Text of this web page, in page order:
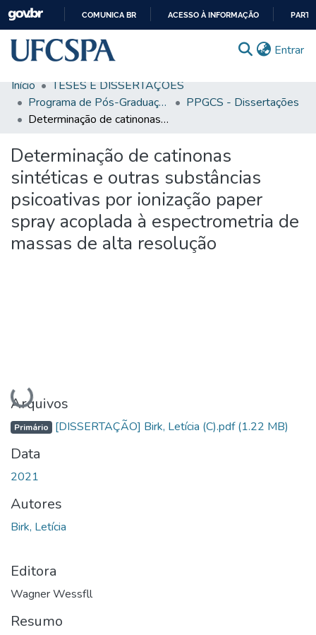
CONTEÚDO
COMUNICA BR ACESSO À INFORMAÇÃO
Entrar
Comunidades & Coleções
Busca Facetada
Estatísticas
Autoarquivamento
Sobre o RI-UFCSPA
FAQ
Início
TESES E DISSERTAÇÕES
Programa de Pós-Graduação em Ciências da Saúde
PPGCS - Dissertações
Determinação de catinonas sintéticas e outras substâncias psicoativas por ionização paper spray acoplada à espectrometria de massas de alta resolução
Determinação de catinonas
sintéticas e outras substâncias
psicoativas por ionização paper
spray acoplada à espectrometria de
massas de alta resolução
Carregando...
Arquivos
Primário [DISSERTAÇÃO] Birk, Letícia (C).pdf(1.22 MB)
Data
2021
Autores
Birk, Letícia
Editora
Wagner Wessfll
Resumo